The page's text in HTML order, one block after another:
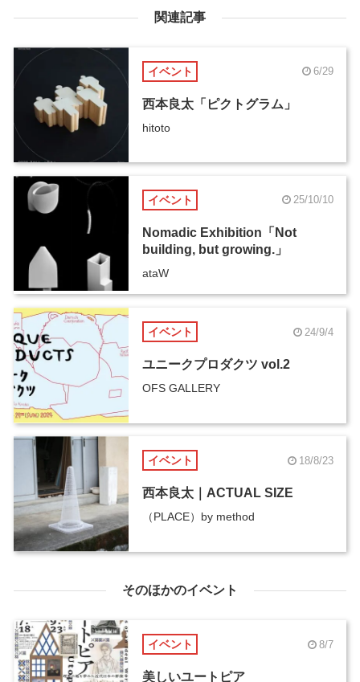
関連記事
イベント 6/29
西本良太「ピクトグラム」
hitoto
イベント 25/10/10
Nomadic Exhibition「Not
building, but growing.」
ataW
イベント 24/9/4
ユニークプロダクツ vol.2
OFS GALLERY
イベント 18/8/23
西本良太｜ACTUAL SIZE
（PLACE）by method
そのほかのイベント
イベント 8/7
美しいユートピア